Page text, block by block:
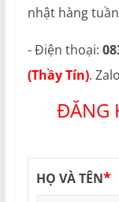
nhật hàng
- Điện thoại:
(Thầy Tín).
ĐĂNG
HỌ VÀ TÊN*